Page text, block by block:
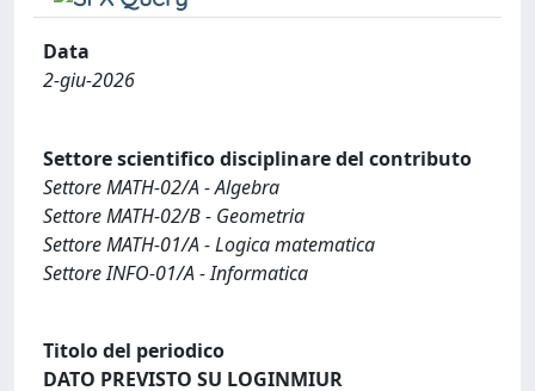
Data
2-giu-2026
Settore scientifico disciplinare del contributo
Settore MATH-02/A - Algebra
Settore MATH-02/B - Geometria
Settore MATH-01/A - Logica matematica
Settore INFO-01/A - Informatica
Titolo del periodico
DATO PREVISTO SU LOGINMIUR